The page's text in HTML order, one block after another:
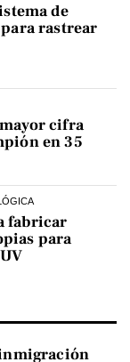
de
rastrear
cifra
en 35
fabricar
para